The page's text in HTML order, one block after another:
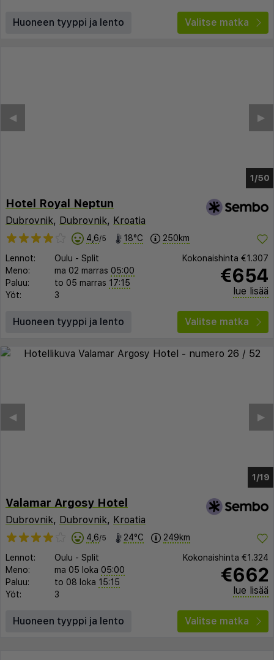
Huoneen tyyppi ja lento Valitse matka
1/46
▶︎
◀︎
Hotel Royal Neptun
Dubrovnik, Dubrovnik, Kroatia
4,6/5 18°C 250km
Lennot: Oulu - Split
Meno:
ma 02 marras 05:00
Paluu:
to 05 marras 17:15
Yöt:
3
Kokonaishinta €1.307
€654
lue lisää
Huoneen tyyppi ja lento Valitse matka
1/12
▶︎
◀︎
Valamar Argosy Hotel
Dubrovnik, Dubrovnik, Kroatia
4,6/5 24°C 249km
Lennot: Oulu - Split
Meno:
ma 05 loka 05:00
Paluu:
to 08 loka 15:15
Yöt:
3
Kokonaishinta €1.324
€662
lue lisää
Huoneen tyyppi ja lento Valitse matka